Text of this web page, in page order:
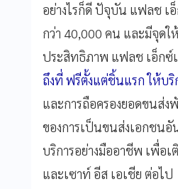
อย่างไรก็ดี ปัจุบัน แฟลช เ
กว่า 40,000 คน และมีจุดใ
ประสิทธิภาพ แฟลช เอ็กซ์
ถึงที่ ฟรีตั้งแต่ชิ้นแรก ให้บ
และการถือครองยอดขนส่ง
ของการเป็นขนส่งเอกชนอั
บริการอย่างมืออาชีพ เพื่อ
และเซาท์ อีส เอเชีย ต่อไป